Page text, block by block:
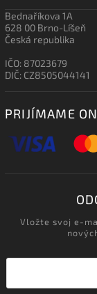
Bednaříkova 1A
628 00 Brno-Líšeň
Česká republika
IČO: 87023679
DIČ: CZ8505044141
PRIJÍMAME
Vložte svoj e-